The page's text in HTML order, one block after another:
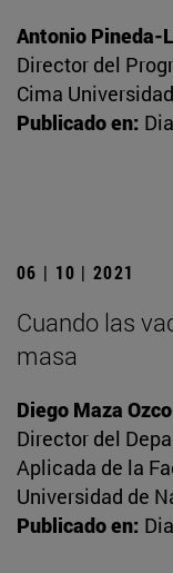
Antonio Pineda-
Director del
Cima
Publicado en:
06 | 10 | 2021
Cuando las
masa
Diego Maza
Director del
Aplicada de la
Universidad de
Publicado en: